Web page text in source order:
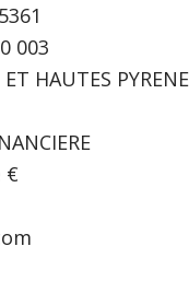
003
HAUTES
€